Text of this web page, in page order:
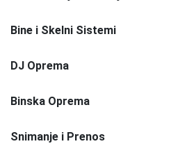
Bine i Skelni Sistemi
DJ Oprema
Binska Oprema
Snimanje i Prenos